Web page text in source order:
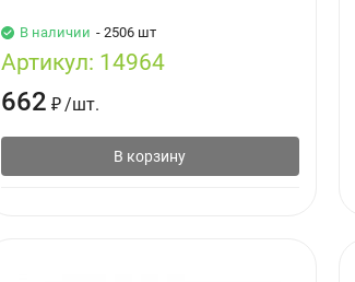
В наличии - 2506 шт
Артикул: 14964
662 ₽/шт.
В корзину